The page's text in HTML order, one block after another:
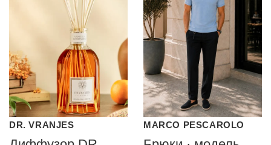
DR. VRANJES MARCO PESCAROLO